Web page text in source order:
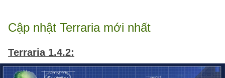
Cập nhật Terraria mới nhất
Terraria 1.4.2: